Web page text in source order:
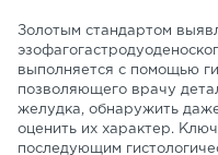
Золотым стандартом
выполняется с помощью
позволяющего врачу
желудка, обнаружить
оценить их характер.
последующим